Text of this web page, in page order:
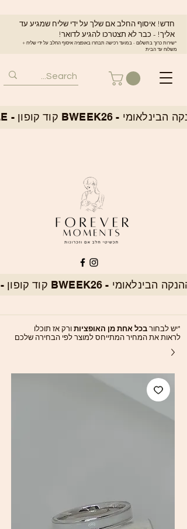
חדש! איסוף החלב אם שלך על ידי שליח שמגיע עד
אליך! - כבר לא תצטרכו להגיע לדואר!
*שירות כרוך בתשלום - במועד רכישה תבחרו באופציה איסוף החלב על ידי שליח +
משלוח עד הבית
*יש לבחור בכל אחת מן האופציות ורק אז תוכלו
לראות את המחיר המתייחס למוצר לפי הבחירה שלכם